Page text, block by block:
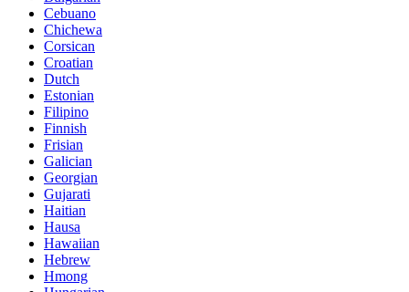
Cebuano
Chichewa
Corsican
Croatian
Dutch
Estonian
Filipino
Finnish
Frisian
Galician
Georgian
Gujarati
Haitian
Hausa
Hawaiian
Hebrew
Hmong